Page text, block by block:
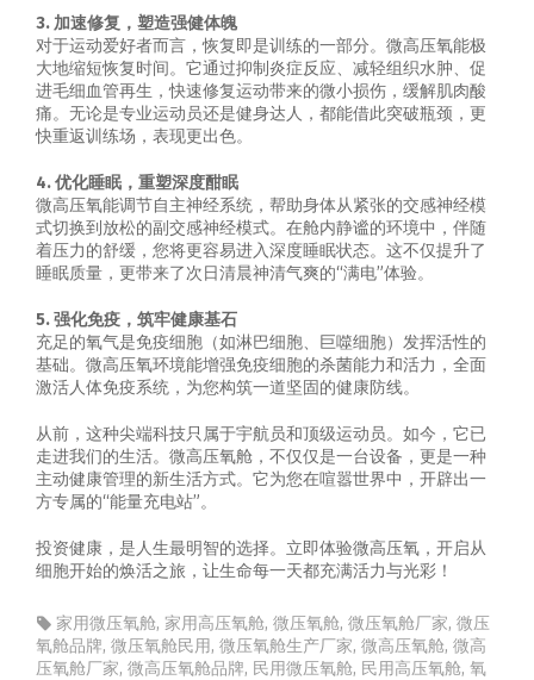
3. 加速修复，塑造强健体魄
对于运动爱好者而言，恢复即是训练的一部分。微高压氧能极
大地缩短恢复时间。它通过抑制炎症反应、减轻组织水肿、促
进毛细血管再生，快速修复运动带来的微小损伤，缓解肌肉酸
痛。无论是专业运动员还是健身达人，都能借此突破瓶颈，更
快重返训练场，表现更出色。
4. 优化睡眠，重塑深度酣眠
微高压氧能调节自主神经系统，帮助身体从紧张的交感神经模
式切换到放松的副交感神经模式。在舱内静谧的环境中，伴随
着压力的舒缓，您将更容易进入深度睡眠状态。这不仅提升了
睡眠质量，更带来了次日清晨神清气爽的“满电”体验。
5. 强化免疫，筑牢健康基石
充足的氧气是免疫细胞（如淋巴细胞、巨噬细胞）发挥活性的
基础。微高压氧环境能增强免疫细胞的杀菌能力和活力，全面
激活人体免疫系统，为您构筑一道坚固的健康防线。
从前，这种尖端科技只属于宇航员和顶级运动员。如今，它已
走进我们的生活。微高压氧舱，不仅仅是一台设备，更是一种
主动健康管理的新生活方式。它为您在喧嚣世界中，开辟出一
方专属的“能量充电站”。
投资健康，是人生最明智的选择。立即体验微高压氧，开启从
细胞开始的焕活之旅，让生命每一天都充满活力与光彩！
家用微压氧舱, 家用高压氧舱, 微压氧舱, 微压氧舱厂家, 微压
氧舱品牌, 微压氧舱民用, 微压氧舱生产厂家, 微高压氧舱, 微高
压氧舱厂家, 微高压氧舱品牌, 民用微压氧舱, 民用高压氧舱, 氧